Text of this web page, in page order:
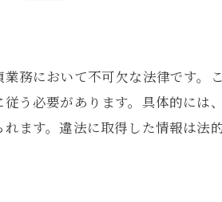
探偵が提案する安心
務において不可欠な法律です
う必要があります。具体的に
ます。違法に取得した情報は法